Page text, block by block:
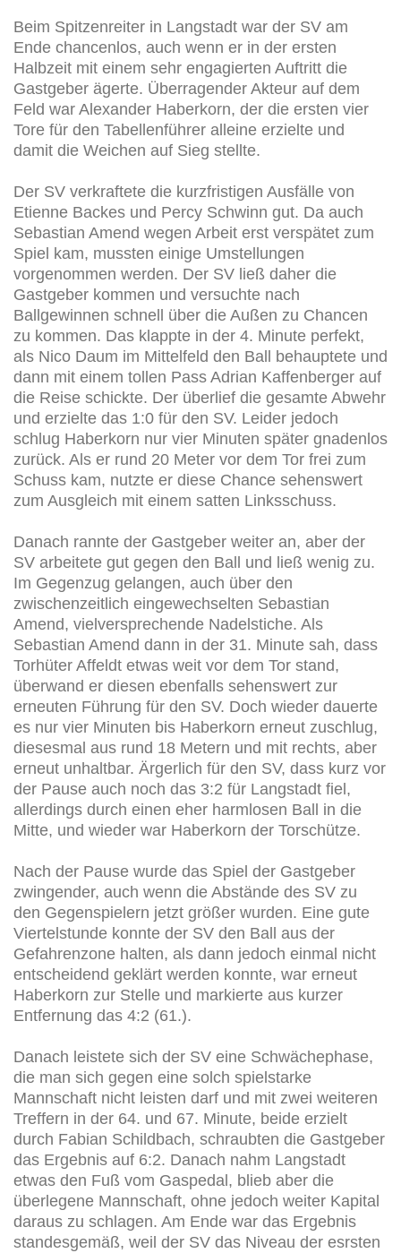
Beim Spitzenreiter in Langstadt war der SV am
Ende chancenlos, auch wenn er in der ersten
Halbzeit mit einem sehr engagierten Auftritt die
Gastgeber ägerte. Überragender Akteur auf dem
Feld war Alexander Haberkorn, der die ersten vier
Tore für den Tabellenführer alleine erzielte und
damit die Weichen auf Sieg stellte.
Der SV verkraftete die kurzfristigen Ausfälle von
Etienne Backes und Percy Schwinn gut. Da auch
Sebastian Amend wegen Arbeit erst verspätet zum
Spiel kam, mussten einige Umstellungen
vorgenommen werden. Der SV ließ daher die
Gastgeber kommen und versuchte nach
Ballgewinnen schnell über die Außen zu Chancen
zu kommen. Das klappte in der 4. Minute perfekt,
als Nico Daum im Mittelfeld den Ball behauptete und
dann mit einem tollen Pass Adrian Kaffenberger auf
die Reise schickte. Der überlief die gesamte Abwehr
und erzielte das 1:0 für den SV. Leider jedoch
schlug Haberkorn nur vier Minuten später gnadenlos
zurück. Als er rund 20 Meter vor dem Tor frei zum
Schuss kam, nutzte er diese Chance sehenswert
zum Ausgleich mit einem satten Linksschuss.
Danach rannte der Gastgeber weiter an, aber der
SV arbeitete gut gegen den Ball und ließ wenig zu.
Im Gegenzug gelangen, auch über den
zwischenzeitlich eingewechselten Sebastian
Amend, vielversprechende Nadelstiche. Als
Sebastian Amend dann in der 31. Minute sah, dass
Torhüter Affeldt etwas weit vor dem Tor stand,
überwand er diesen ebenfalls sehenswert zur
erneuten Führung für den SV. Doch wieder dauerte
es nur vier Minuten bis Haberkorn erneut zuschlug,
diesesmal aus rund 18 Metern und mit rechts, aber
erneut unhaltbar. Ärgerlich für den SV, dass kurz vor
der Pause auch noch das 3:2 für Langstadt fiel,
allerdings durch einen eher harmlosen Ball in die
Mitte, und wieder war Haberkorn der Torschütze.
Nach der Pause wurde das Spiel der Gastgeber
zwingender, auch wenn die Abstände des SV zu
den Gegenspielern jetzt größer wurden. Eine gute
Viertelstunde konnte der SV den Ball aus der
Gefahrenzone halten, als dann jedoch einmal nicht
entscheidend geklärt werden konnte, war erneut
Haberkorn zur Stelle und markierte aus kurzer
Entfernung das 4:2 (61.).
Danach leistete sich der SV eine Schwächephase,
die man sich gegen eine solch spielstarke
Mannschaft nicht leisten darf und mit zwei weiteren
Treffern in der 64. und 67. Minute, beide erzielt
durch Fabian Schildbach, schraubten die Gastgeber
das Ergebnis auf 6:2. Danach nahm Langstadt
etwas den Fuß vom Gaspedal, blieb aber die
überlegene Mannschaft, ohne jedoch weiter Kapital
daraus zu schlagen. Am Ende war das Ergebnis
standesgemäß, weil der SV das Niveau der esrsten